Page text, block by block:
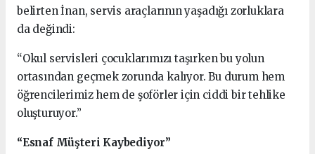
belirten İnan, servis araçlarının yaşadığı zorluklara
da değindi:
“Okul servisleri çocuklarımızı taşırken bu yolun
ortasından geçmek zorunda kalıyor. Bu durum hem
öğrencilerimiz hem de şoförler için ciddi bir tehlike
oluşturuyor.”
“Esnaf Müşteri Kaybediyor”